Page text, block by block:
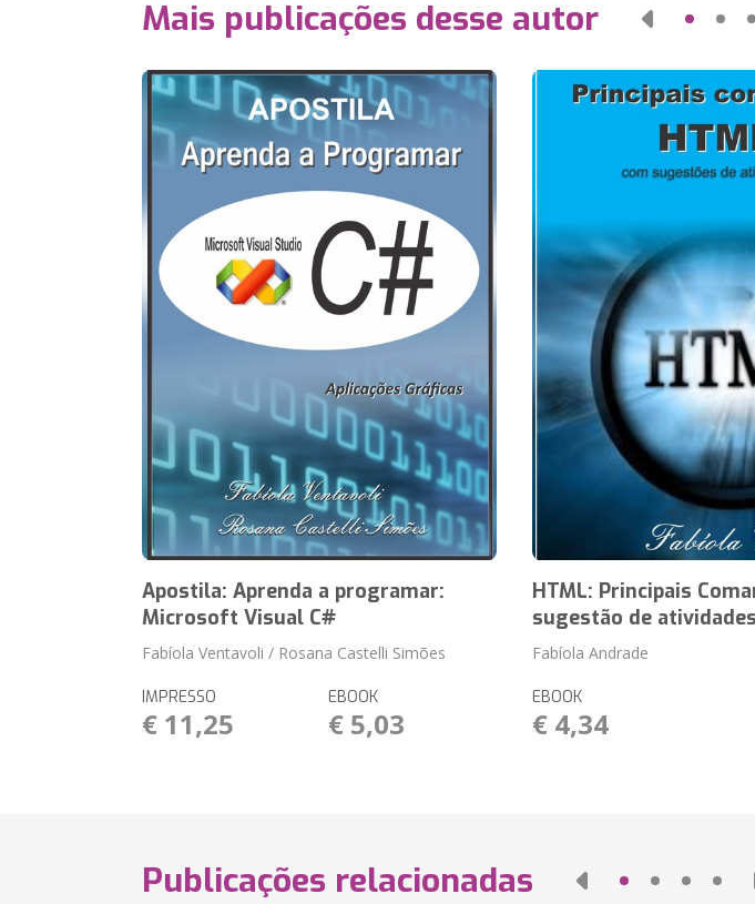
Mais publicações desse autor
Apostila: Aprenda a programar:
Microsoft Visual C#
Fabíola Ventavoli / Rosana Castelli Simões
IMPRESSO
€ 11,25
EBOOK
€ 5,03
HTML: Principais
sugestão de atividades
Fabíola Andrade
EBOOK
€ 4,34
Publicações relacionadas